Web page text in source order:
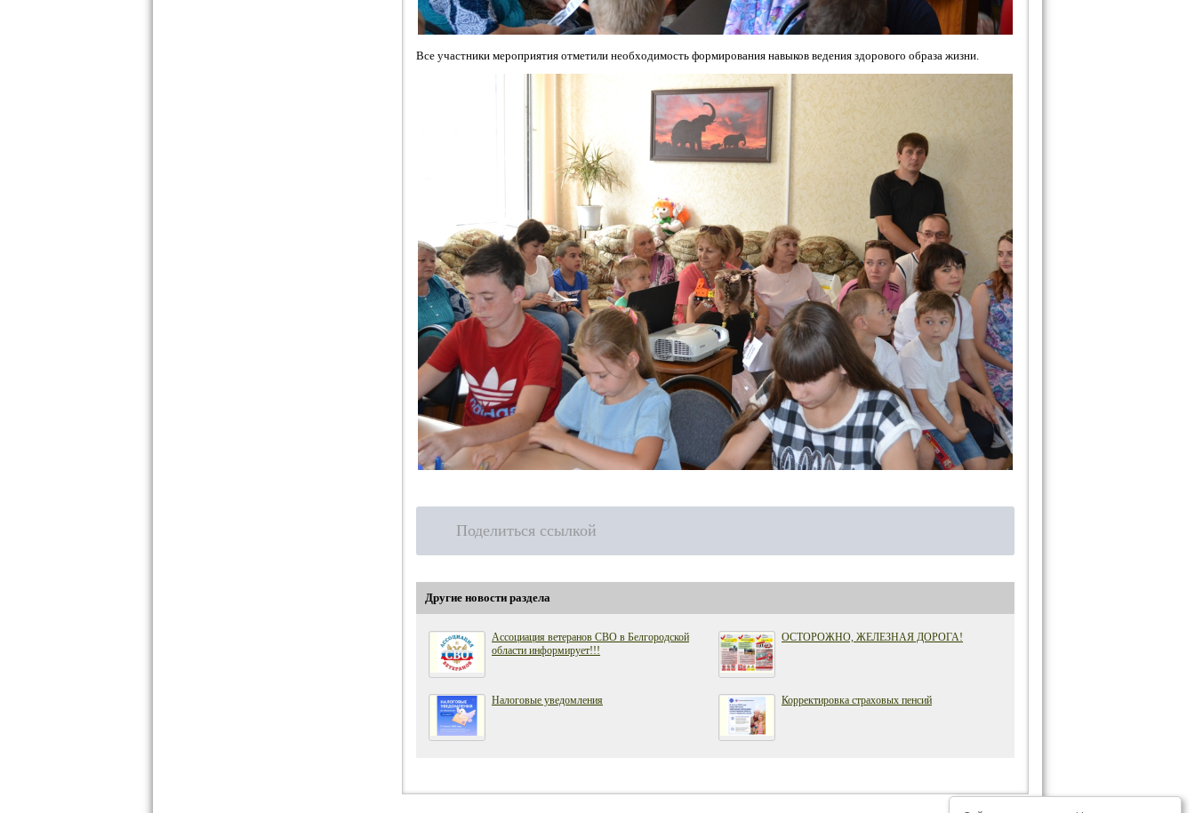
Все участники мероприятия отметили необходимость формирования навыков ведения здорового образа жизни.
Поделиться ссылкой
Другие новости раздела
Ассоциация ветеранов СВО в Белгородской
области информирует!!!
ОСТОРОЖНО, ЖЕЛЕЗНАЯ ДОРОГА!
Налоговые уведомления Корректировка страховых пенсий